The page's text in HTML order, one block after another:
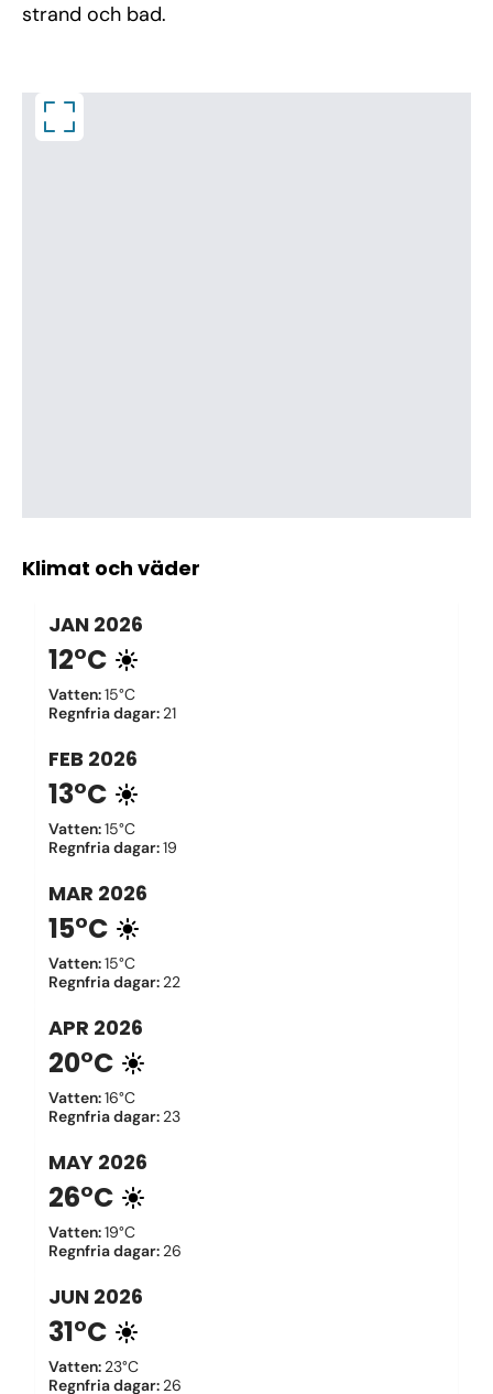
strand och bad.
Klimat och väder
JAN 2026
12°C
Vatten:15°C
Regnfria dagar: 21
FEB 2026
13°C
Vatten:15°C
Regnfria dagar:19
MAR 2026
15°C
Vatten:15°C
Regnfria dagar: 22
APR 2026
20°C
Vatten:16°C
Regnfria dagar: 23
MAY 2026
26°C
Vatten:19°C
Regnfria dagar: 26
JUN 2026
31°C
Vatten: 23°C
Regnfria dagar: 26